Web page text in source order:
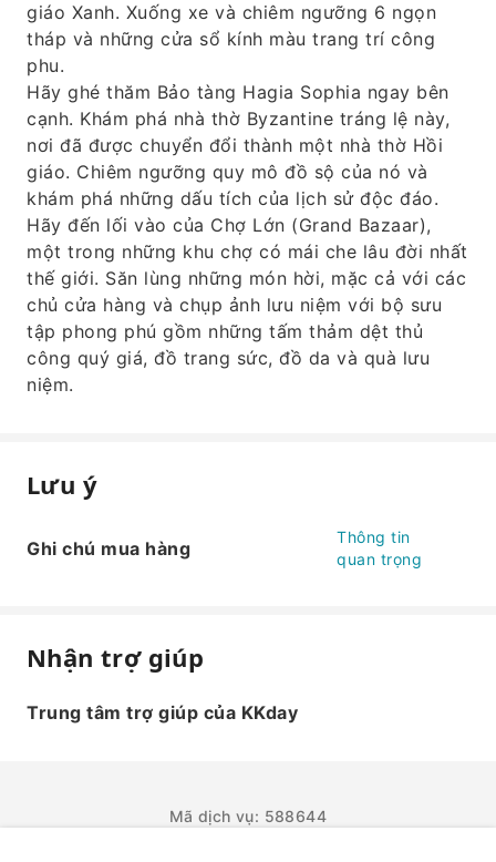
giáo Xanh. Xuống xe và chiêm ngưỡng 6 ngọn
tháp và những cửa sổ kính màu trang trí công
phu.
Hãy ghé thăm Bảo tàng Hagia Sophia ngay bên
cạnh. Khám phá nhà thờ Byzantine tráng lệ này,
nơi đã được chuyển đổi thành một nhà thờ Hồi
giáo. Chiêm ngưỡng quy mô đồ sộ của nó và
khám phá những dấu tích của lịch sử độc đáo.
Hãy đến lối vào của Chợ Lớn (Grand Bazaar),
một trong những khu chợ có mái che lâu đời nhất
thế giới. Săn lùng những món hời, mặc cả với các
chủ cửa hàng và chụp ảnh lưu niệm với bộ sưu
tập phong phú gồm những tấm thảm dệt thủ
công quý giá, đồ trang sức, đồ da và quà lưu
niệm.
Lưu ý
Ghi chú mua hàng
Thông tin
quan trọng
Nhận trợ giúp
Trung tâm trợ giúp của KKday
Mã dịch vụ: 588644